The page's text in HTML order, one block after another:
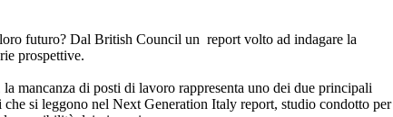
futuro? Dal British Council un report volto ad indagare la
prospettive.
mancanza di posti di lavoro rappresenta uno dei due principali
si leggono nel Next Generation Italy report, studio condotto per